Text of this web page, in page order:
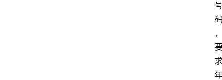
号
码
，
要
求
年